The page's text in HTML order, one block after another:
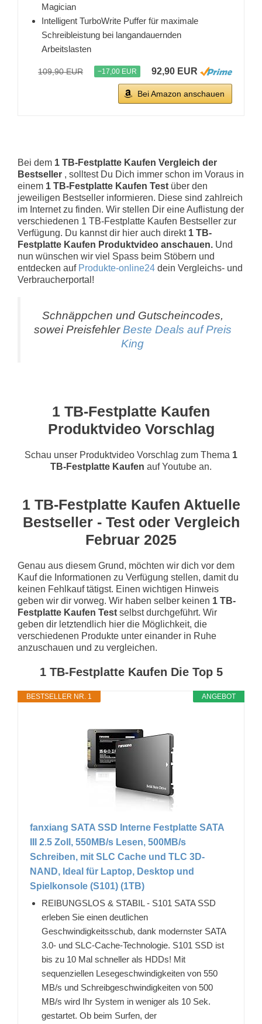
Magician
Intelligent TurboWrite Puffer für maximale
Schreibleistung bei langandauernden
Arbeitslasten
109,90 EUR −17,00 EUR 92,90 EUR
Bei Amazon anschauen
Bei dem 1 TB-Festplatte Kaufen Vergleich der
Bestseller , solltest Du Dich immer schon im Voraus in
einem 1 TB-Festplatte Kaufen Test über den
jeweiligen Bestseller informieren. Diese sind zahlreich
im Internet zu finden. Wir stellen Dir eine Auflistung der
verschiedenen 1 TB-Festplatte Kaufen Bestseller zur
Verfügung. Du kannst dir hier auch direkt 1 TB-
Festplatte Kaufen Produktvideo anschauen. Und
nun wünschen wir viel Spass beim Stöbern und
entdecken auf Produkte-online24 dein Vergleichs- und
Verbraucherportal!
Schnäppchen und Gutscheincodes,
sowei Preisfehler Beste Deals auf Preis
King
1 TB-Festplatte Kaufen
Produktvideo Vorschlag
Schau unser Produktvideo Vorschlag zum Thema 1
TB-Festplatte Kaufen auf Youtube an.
1 TB-Festplatte Kaufen Aktuelle
Bestseller - Test oder Vergleich
Februar 2025
Genau aus diesem Grund, möchten wir dich vor dem
Kauf die Informationen zu Verfügung stellen, damit du
keinen Fehlkauf tätigst. Einen wichtigen Hinweis
geben wir dir vorweg. Wir haben selber keinen 1 TB-
Festplatte Kaufen Test selbst durchgeführt. Wir
geben dir letztendlich hier die Möglichkeit, die
verschiedenen Produkte unter einander in Ruhe
anzuschauen und zu vergleichen.
1 TB-Festplatte Kaufen Die Top 5
ANGEBOT
BESTSELLER NR. 1
fanxiang SATA SSD Interne Festplatte SATA
III 2.5 Zoll, 550MB/s Lesen, 500MB/s
Schreiben, mit SLC Cache und TLC 3D-
NAND, Ideal für Laptop, Desktop und
Spielkonsole (S101) (1TB)
REIBUNGSLOS & STABIL - S101 SATA SSD
erleben Sie einen deutlichen
Geschwindigkeitsschub, dank modernster SATA
3.0- und SLC-Cache-Technologie. S101 SSD ist
bis zu 10 Mal schneller als HDDs! Mit
sequenziellen Lesegeschwindigkeiten von 550
MB/s und Schreibgeschwindigkeiten von 500
MB/s wird Ihr System in weniger als 10 Sek.
gestartet. Ob beim Surfen, der